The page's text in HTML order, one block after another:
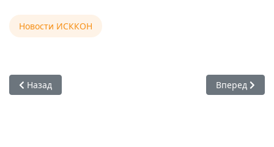
Новости ИСККОН
Предыдущий: Санкиртана в Ватикане
Назад Следующий:
Вперед